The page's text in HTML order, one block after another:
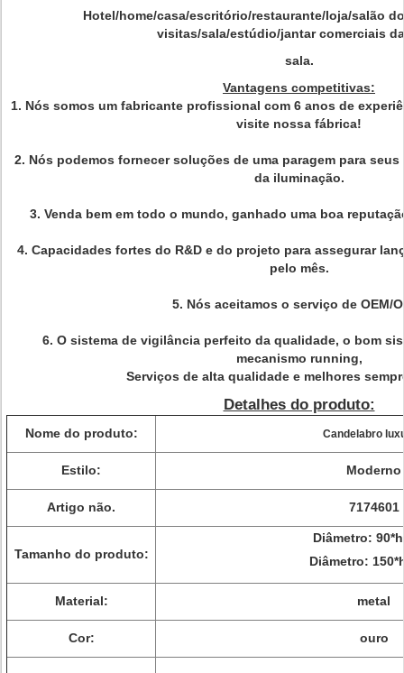
Hotel/home/casa/escritório/restaurante/loja/salão
visitas/sala/estúdio/jantar comerciais
sala.
Vantagens competitivas:
1. Nós somos um fabricante profissional com 6 anos de
visite nossa fábrica!
2. Nós podemos fornecer soluções de uma paragem para
da iluminação.
3. Venda bem em todo o mundo, ganhado uma boa
4. Capacidades fortes do R&D e do projeto para assegurar
pelo mês.
5. Nós aceitamos o serviço de OEM/
6. O sistema de vigilância perfeito da qualidade, o bom
mecanismo running,
Serviços de alta qualidade e melhores
Detalhes do produto:
Nome do produto: Candelabro
Estilo: Moderno
Artigo não. 7174601
Tamanho do produto:
Diâmetro:
Diâmetro:
Material: metal
Cor: ouro